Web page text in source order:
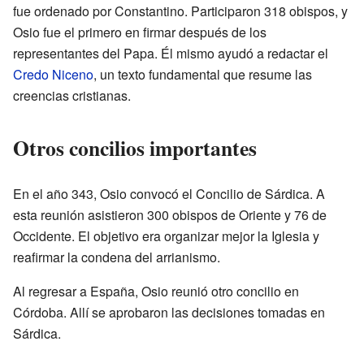
fue ordenado por Constantino. Participaron 318 obispos, y
Osio fue el primero en firmar después de los
representantes del Papa. Él mismo ayudó a redactar el
Credo Niceno, un texto fundamental que resume las
creencias cristianas.
Otros concilios importantes
En el año 343, Osio convocó el Concilio de Sárdica. A
esta reunión asistieron 300 obispos de Oriente y 76 de
Occidente. El objetivo era organizar mejor la Iglesia y
reafirmar la condena del arrianismo.
Al regresar a España, Osio reunió otro concilio en
Córdoba. Allí se aprobaron las decisiones tomadas en
Sárdica.